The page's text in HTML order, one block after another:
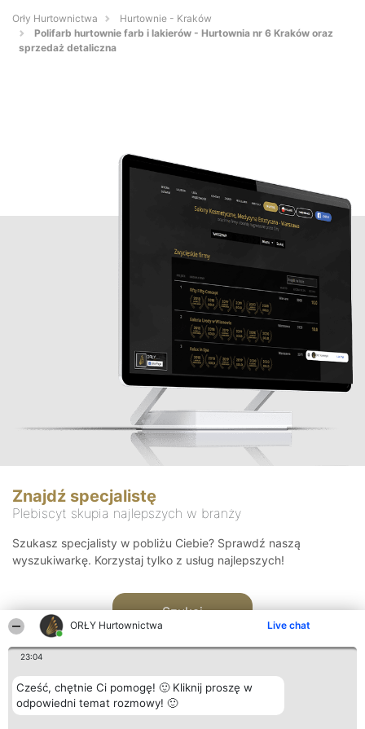
ORŁY Hurtownictwa Live chat
23:04
Cześć, chętnie Ci pomogę! 🙂 Kliknij proszę w
odpowiedni temat rozmowy! 🙂
Orły Hurtownictwa
Hurtownie - Kraków
Polifarb hurtownie farb i lakierów - Hurtownia nr 6 Kraków oraz
sprzedaż detaliczna
Znajdź specjalistę
Plebiscyt skupia najlepszych w branży
Szukasz specjalisty w pobliżu Ciebie? Sprawdź naszą
wyszukiwarkę. Korzystaj tylko z usług najlepszych!
Szukaj